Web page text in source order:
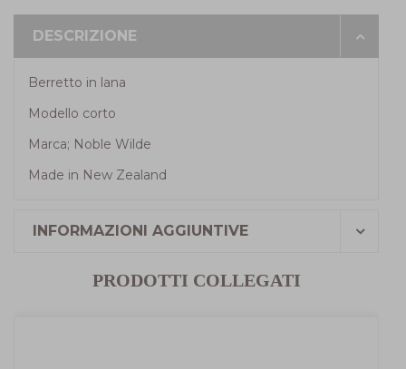
DESCRIZIONE
Berretto in lana
Modello corto
Marca; Noble Wilde
Made in New Zealand
INFORMAZIONI AGGIUNTIVE
PRODOTTI COLLEGATI